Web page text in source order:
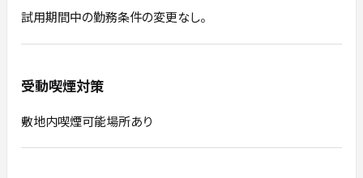
試用期間中の勤務条件の変更なし。
受動喫煙対策
敷地内喫煙可能場所あり